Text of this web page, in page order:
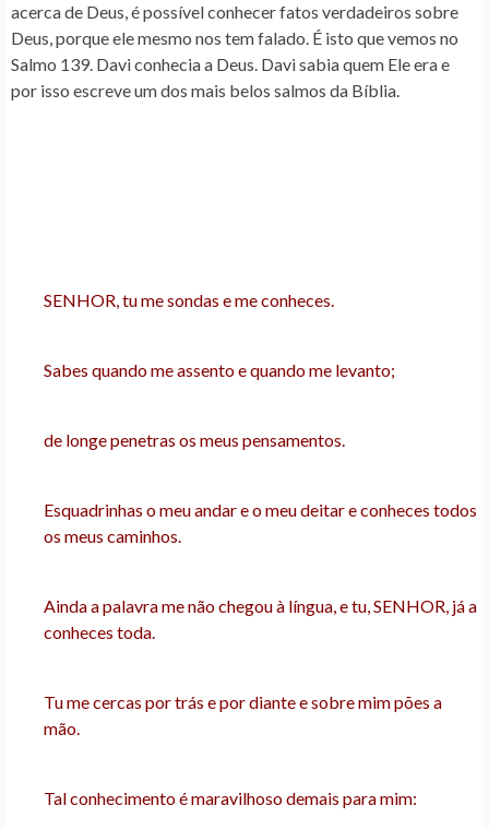
acerca de Deus, é possível conhecer fatos verdadeiros sobre
Deus, porque ele mesmo nos tem falado. É isto que vemos no
Salmo 139. Davi conhecia a Deus. Davi sabia quem Ele era e
por isso escreve um dos mais belos salmos da Bíblia.
SENHOR, tu me sondas e me conheces.
Sabes quando me assento e quando me levanto;
de longe penetras os meus pensamentos.
Esquadrinhas o meu andar e o meu deitar e conheces todos
os meus caminhos.
Ainda a palavra me não chegou à língua, e tu, SENHOR, já a
conheces toda.
Tu me cercas por trás e por diante e sobre mim pões a
mão.
Tal conhecimento é maravilhoso demais para mim: